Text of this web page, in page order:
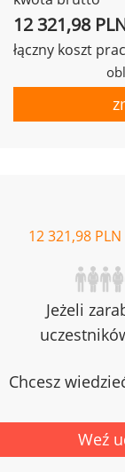
12 321,98
łączny koszt
12 321,98 PLN
Jeżeli
Chcesz
Weź